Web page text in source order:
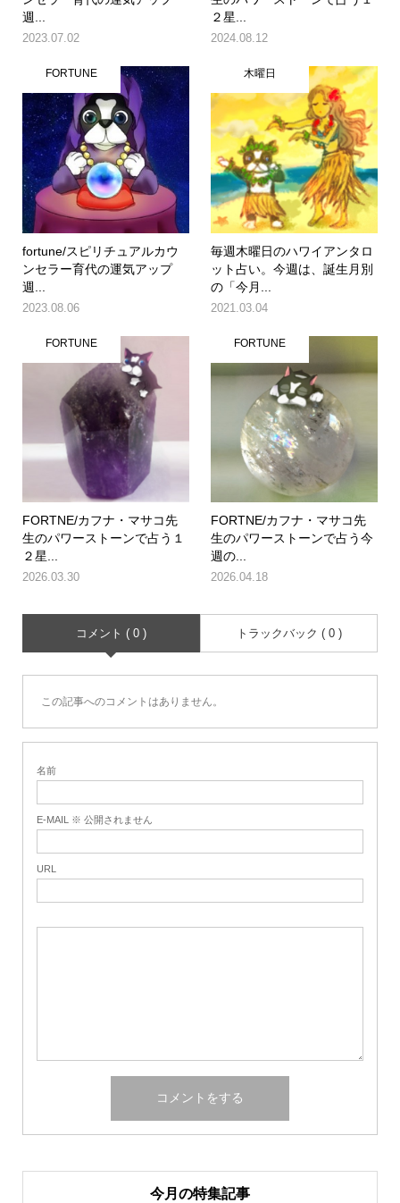
週...
2023.07.02
２星...
2024.08.12
FORTUNE
fortune/スピリチュアルカウ
ンセラー育代の運気アップ
週...
2023.08.06
木曜日
毎週木曜日のハワイアンタロ
ット占い。今週は、誕生月別
の「今月...
2021.03.04
FORTUNE
FORTNE/カフナ・マサコ先
生のパワーストーンで占う１
２星...
2026.03.30
FORTUNE
FORTNE/カフナ・マサコ先
生のパワーストーンで占う今
週の...
2026.04.18
コメント ( 0 ) トラックバック ( 0 )
この記事へのコメントはありません。
名前
E-MAIL ※ 公開されません
URL
今月の特集記事